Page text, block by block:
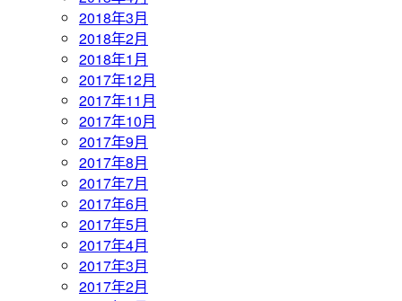
2018年3月
2018年2月
2018年1月
2017年12月
2017年11月
2017年10月
2017年9月
2017年8月
2017年7月
2017年6月
2017年5月
2017年4月
2017年3月
2017年2月